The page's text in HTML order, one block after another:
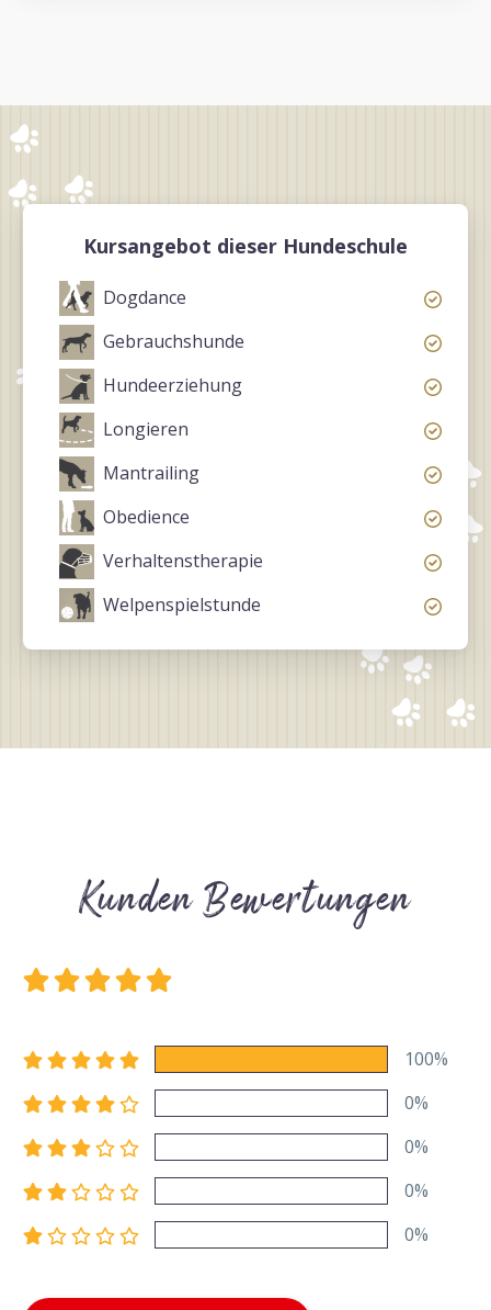
Kursangebot dieser Hundeschule
Dogdance
Gebrauchshunde
Hundeerziehung
Longieren
Mantrailing
Obedience
Verhaltenstherapie
Welpenspielstunde
Kunden Bewertungen
100%
0%
0%
0%
0%